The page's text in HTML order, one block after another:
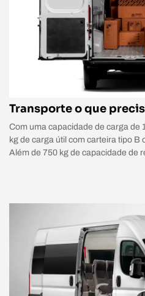
Transporte o que
Com uma capacidade de carga de
kg de carga útil com carteira tipo B
Além de 750 kg de capacidade de